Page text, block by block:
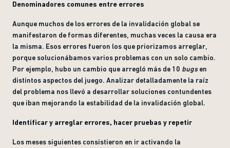
Denominadores comunes entre errores
Aunque muchos de los errores de la invalidación global se
manifestaron de formas diferentes, muchas veces la causa era
la misma. Esos errores fueron los que priorizamos arreglar,
porque solucionábamos varios problemas con un solo cambio.
Por ejemplo, hubo un cambio que arregló más de 10 bugsen
distintos aspectos del juego. Analizar detalladamente la raíz
del problema nos llevó a desarrollar soluciones contundentes
que iban mejorando la estabilidad de la invalidación global.
Identificar y arreglar errores, hacer pruebas y repetir
Los meses siguientes consistieron en ir activando la